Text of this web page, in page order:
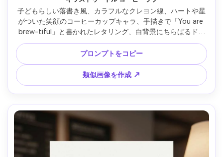
子どもらしい落書き風、カラフルなクレヨン線、ハートや星
がついた笑顔のコーヒーカップキャラ、手描きで「You are
brew-tiful」と書かれたレタリング、白背景にちらばるドゥ
ードル装飾、楽しいギフト感、ハイレゾ・ウォーターマーク
なし、85mmレンズ、浅い被写界深度、やさしい映画風ライ
ティング --ar 4:5
プロンプトをコピー
類似画像を作成 ↗